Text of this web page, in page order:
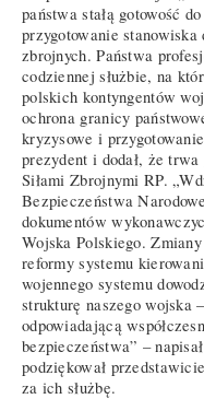
państwa stałą gotowość
przygotowanie stanowiska
zbrojnych. Państwa
codziennej służbie, na
polskich kontyngentów
ochrona granicy
kryzysowe i
prezydent i dodał, że trwa
Siłami Zbrojnymi RP.
Bezpieczeństwa
dokumentów
Wojska Polskiego.
reformy systemu
wojennego systemu
strukturę naszego wojska
odpowiadającą
bezpieczeństwa” –
podziękował
za ich służbę.